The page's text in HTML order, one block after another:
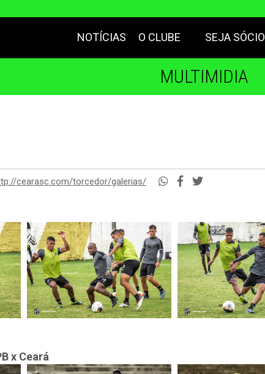
NOTÍCIAS O CLUBE SEJA SÓCIO
MULTIMIDIA
cearasc.com/torcedor/galerias/
x Ceará